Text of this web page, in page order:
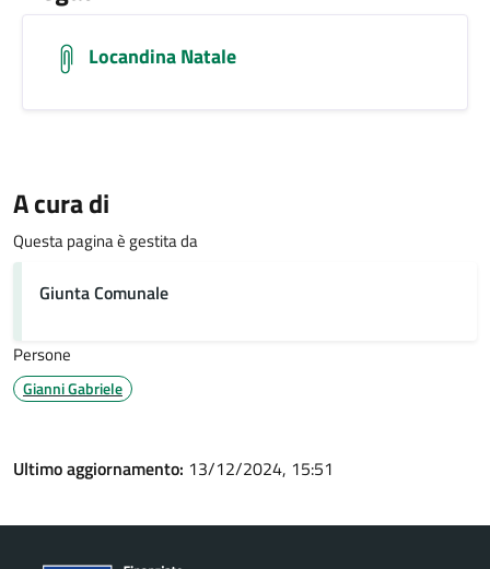
Locandina Natale
A cura di
Questa pagina è gestita da
Giunta Comunale
Persone
Gianni Gabriele
Ultimo aggiornamento: 13/12/2024, 15:51